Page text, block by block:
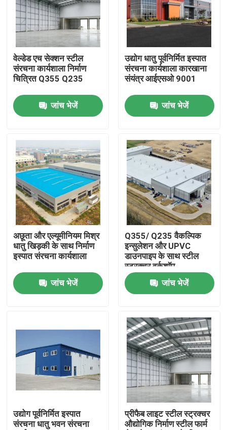
उत्पादों
वीडियो
हमारे बारे में
गुणवत्ता नियंत्रण
एक उद्धरण का अनुरोध करें
इस्पात संरचना गोदाम
इस्पात संरचना कार्यशाला
हल्के इस्पात संरचना
वेल्डेड एच सेक्शन स्टील
संरचना कार्यशाला निर्माण
चित्रित Q355 Q235
जांच भेजें
उद्योग धातु पूर्वनिर्मित इस्पात
संरचना कार्यशाला कारखाना
संयंत्र आईएसओ 9001
जांच भेजें
अछूता और एल्यूमीनियम मिश्र
धातु खिड़की के साथ निर्माण
इस्पात संरचना कार्यशाला
जांच भेजें
Q355/ Q235 वैकल्पिक
इन्सुलेशन और UPVC
डाउनपाइप के साथ स्टील
स्ट्रक्चर वर्कशॉप
जांच भेजें
उद्योग पूर्वनिर्मित इस्पात
संरचना धातु भवन संरचना
प्रीफैब लाइट स्टील स्ट्रक्चर
औद्योगिक निर्माण स्टील फार्म